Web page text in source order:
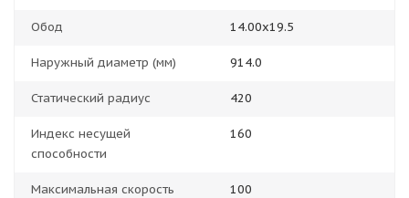
Обод 14.00x19.5
Наружный диаметр (мм) 914.0
Статический радиус 420
Индекс несущей
способности
160
Максимальная скорость 100